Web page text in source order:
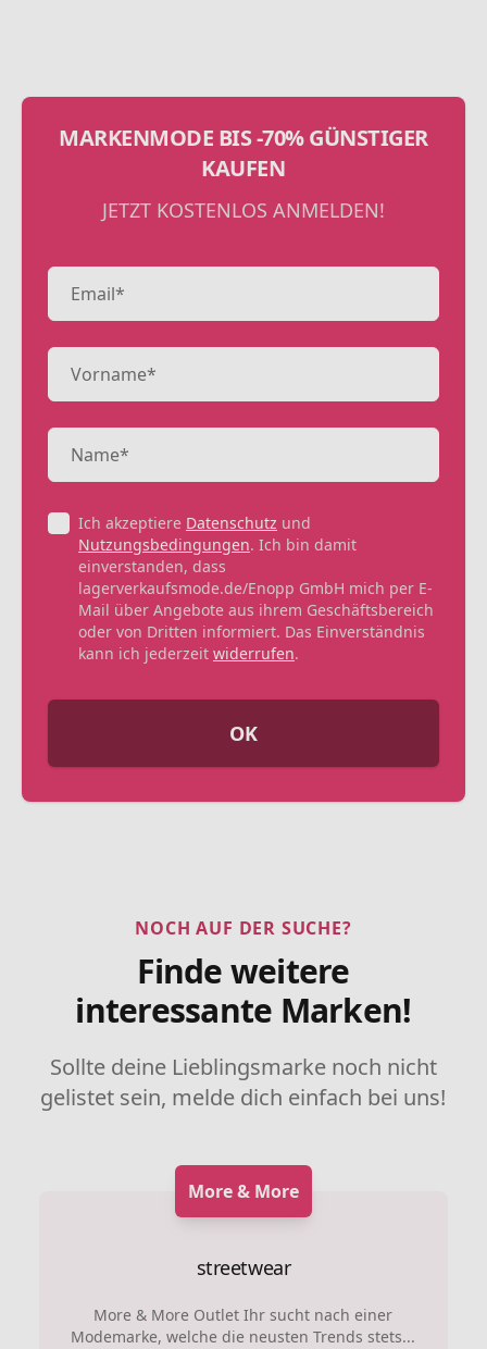
MARKENMODE BIS -70% GÜNSTIGER
KAUFEN
JETZT KOSTENLOS ANMELDEN!
Ich akzeptiere Datenschutz und
Nutzungsbedingungen. Ich bin damit
einverstanden, dass
lagerverkaufsmode.de/Enopp GmbH mich per E-
Mail über Angebote aus ihrem Geschäftsbereich
oder von Dritten informiert. Das Einverständnis
kann ich jederzeit widerrufen.
OK
NOCH AUF DER SUCHE?
Finde weitere
interessante Marken!
Sollte deine Lieblingsmarke noch nicht
gelistet sein, melde dich einfach bei uns!
More & More
streetwear
More & More Outlet Ihr sucht nach einer
Modemarke, welche die neusten Trends stets...